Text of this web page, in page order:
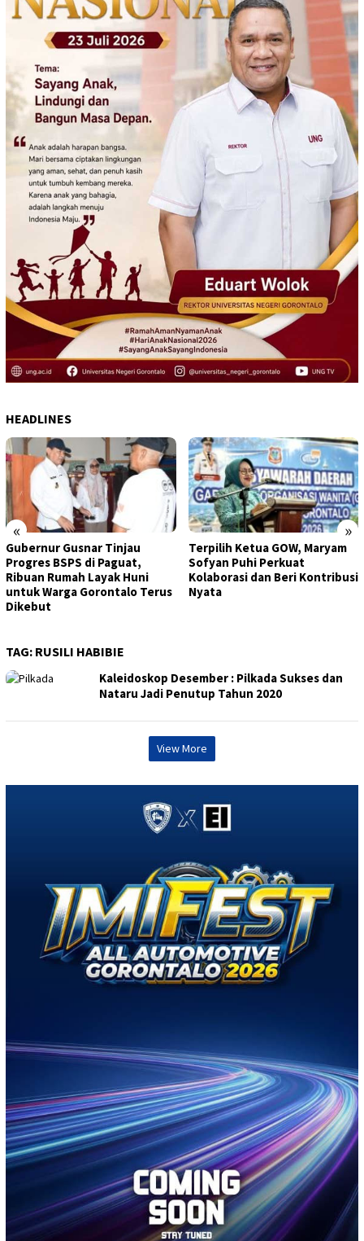
HEADLINES
« »
Gubernur Gusnar Tinjau
Progres BSPS di Paguat,
Ribuan Rumah Layak Huni
untuk Warga Gorontalo Terus
Dikebut
Terpilih Ketua GOW, Maryam
Sofyan Puhi Perkuat
Kolaborasi dan Beri Kontribusi
Nyata
TAG: RUSILI HABIBIE
Kaleidoskop Desember : Pilkada Sukses dan
Nataru Jadi Penutup Tahun 2020
View More